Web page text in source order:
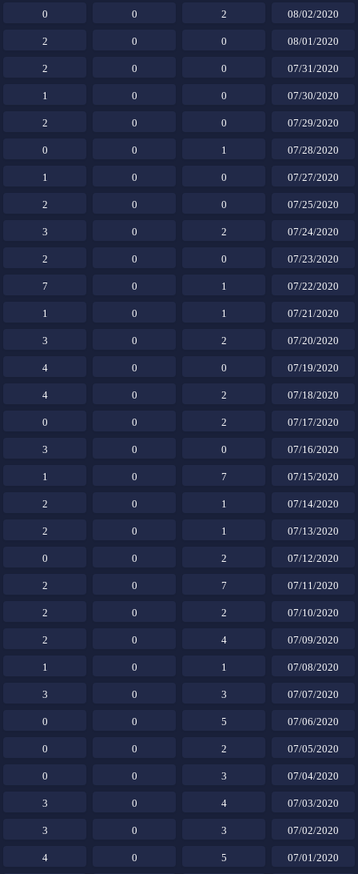
08/02/2020
2
0
0
08/01/2020
0
0
2
07/31/2020
0
0
2
07/30/2020
0
0
1
07/29/2020
0
0
2
07/28/2020
1
0
0
07/27/2020
0
0
1
07/25/2020
0
0
2
07/24/2020
2
0
3
07/23/2020
0
0
2
07/22/2020
1
0
7
07/21/2020
1
0
1
07/20/2020
2
0
3
07/19/2020
0
0
4
07/18/2020
2
0
4
07/17/2020
2
0
0
07/16/2020
0
0
3
07/15/2020
7
0
1
07/14/2020
1
0
2
07/13/2020
1
0
2
07/12/2020
2
0
0
07/11/2020
7
0
2
07/10/2020
2
0
2
07/09/2020
4
0
2
07/08/2020
1
0
1
07/07/2020
3
0
3
07/06/2020
5
0
0
07/05/2020
2
0
0
07/04/2020
3
0
0
07/03/2020
4
0
3
07/02/2020
3
0
3
07/01/2020
5
0
4